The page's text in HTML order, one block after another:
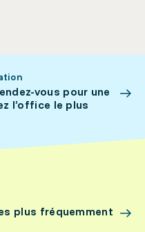
vous pour une
l’office le plus
plus fréquemment